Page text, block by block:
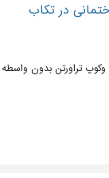
در تکاب
وکوپ تراورتن بدون